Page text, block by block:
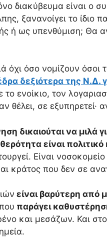
διακύβευμα είναι ο
ξανανοίγει το
ή ως υπενθύμιση; Θα
όσο νομίζουν όσοι
δεξιότερα της Ν.Δ.
το ενοίκιο, τον
θέλει, σε εξυπηρετεί·
δικαιούται να μιλά
είναι
Είναι
κράτος που δεν σε
είναι βαρύτερη από
παράγει
και μεσάζων. Και